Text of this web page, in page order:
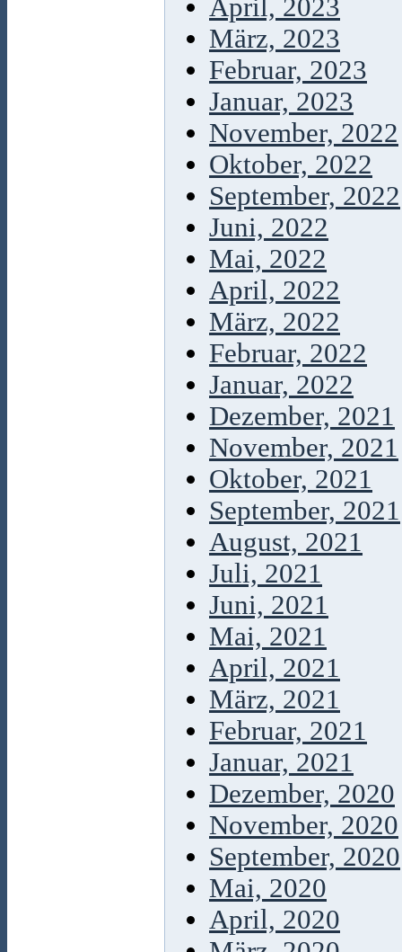
April, 2023
März, 2023
Februar, 2023
Januar, 2023
November, 2022
Oktober, 2022
September, 2022
Juni, 2022
Mai, 2022
April, 2022
März, 2022
Februar, 2022
Januar, 2022
Dezember, 2021
November, 2021
Oktober, 2021
September, 2021
August, 2021
Juli, 2021
Juni, 2021
Mai, 2021
April, 2021
März, 2021
Februar, 2021
Januar, 2021
Dezember, 2020
November, 2020
September, 2020
Mai, 2020
April, 2020